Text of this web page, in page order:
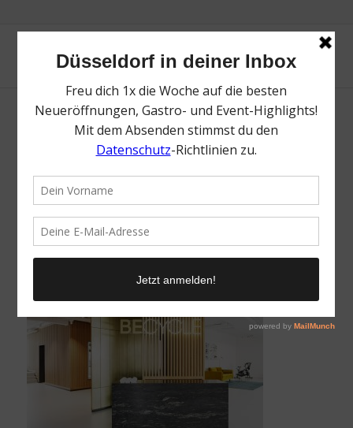
BECYCLE Düsseldorf | Top Pilates Studios
BECYCLE Düsseldorf